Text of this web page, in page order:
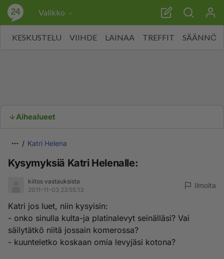
Valikko
KESKUSTELU VIIHDE LAINAA TREFFIT SÄÄNNÖT
Aihealueet
Katri Helena
Kysymyksiä Katri Helenalle:
kiitos vastauksista
2011-11-03 23:55:13
Ilmoita
Katri jos luet, niin kysyisin:
- onko sinulla kulta-ja platinalevyt seinälläsi? Vai
säilytätkö niitä jossain komerossa?
- kuunteletko koskaan omia levyjäsi kotona?